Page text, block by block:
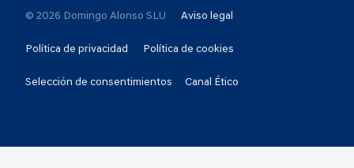
© 2026 Domingo Alonso SLU Aviso legal
Política de privacidad Política de cookies
Selección de consentimientos Canal Ético